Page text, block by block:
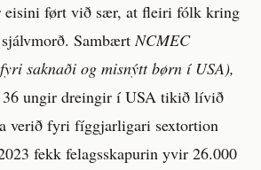
eisini ført við sær, at fleiri fólk kring
SambærtNCMEC
saknaði og misnýtt børn í USA),
36 ungir dreingir í USA tikið lívið
verið fyri fíggjarligari sextortion
fekk felagsskapurin yvir 26.000